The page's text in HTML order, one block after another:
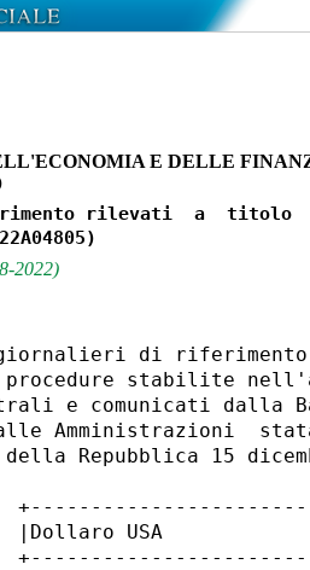
E DELLE
rilevati  a  titolo
2022)
di
procedure stabilite
e comunicati
Amministrazioni
della Repubblica 15
|Dollaro USA